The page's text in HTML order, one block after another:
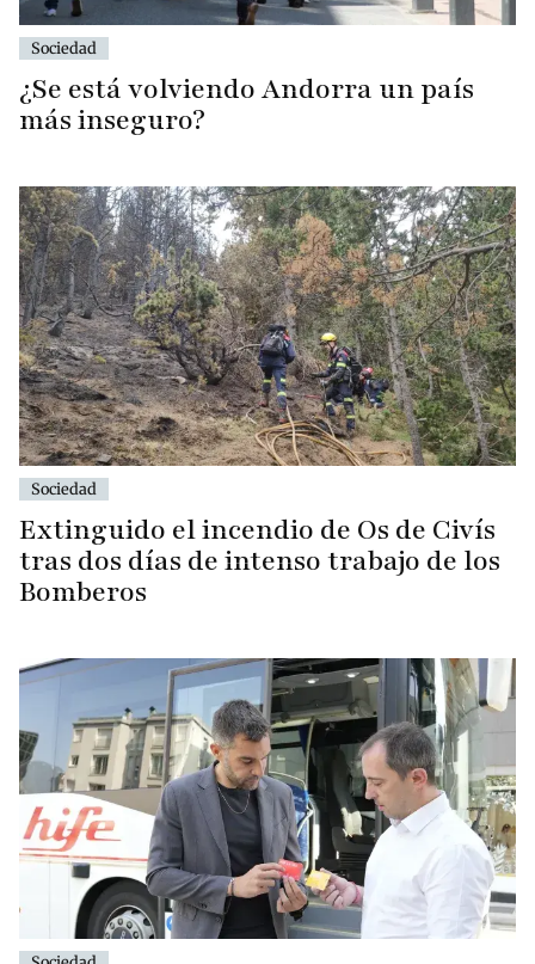
Sociedad
¿Se está volviendo Andorra un país
más inseguro?
Sociedad
Extinguido el incendio de Os de Civís
tras dos días de intenso trabajo de los
Bomberos